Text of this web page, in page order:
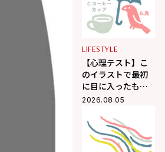
LIFESTYLE
【心理テスト】こ
のイラストで最初
に目に入ったもの
はどれ？ 「あなた
やすいところ」が
わかる！
2026.08.05